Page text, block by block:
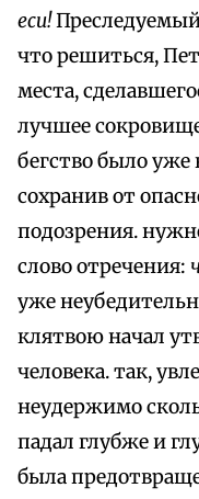
еси!
что решиться,
места,
лучшее
бегство было
сохранив от
подозрения.
слово отречения:
уже
клятвою начал
человека. так,
неудержимо
падал глубже и
была